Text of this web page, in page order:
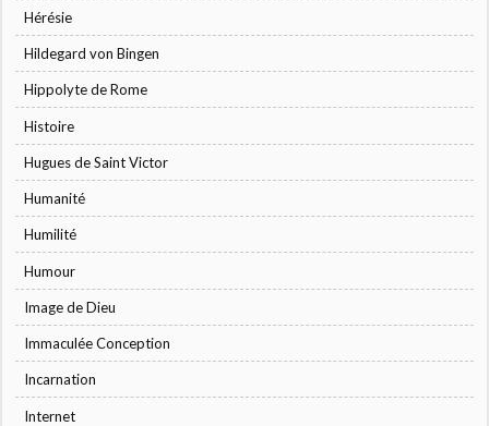
Hérésie
Hildegard von Bingen
Hippolyte de Rome
Histoire
Hugues de Saint Victor
Humanité
Humilité
Humour
Image de Dieu
Immaculée Conception
Incarnation
Internet